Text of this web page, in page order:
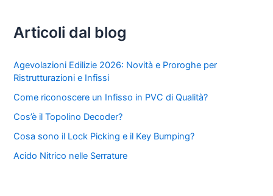
Articoli dal blog
Agevolazioni Edilizie 2026: Novità e Proroghe per
Ristrutturazioni e Infissi
Come riconoscere un Infisso in PVC di Qualità?
Cos’è il Topolino Decoder?
Cosa sono il Lock Picking e il Key Bumping?
Acido Nitrico nelle Serrature